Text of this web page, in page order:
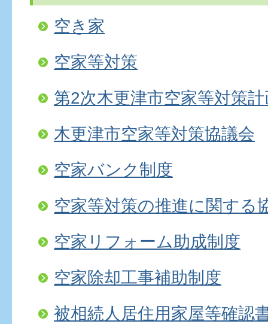
空き家
空家等対策
第2次木更津市空家等対策計
木更津市空家等対策協議会
空家バンク制度
空家等対策の推進に関する
空家リフォーム助成制度
空家除却工事補助制度
被相続人居住用家屋等確認